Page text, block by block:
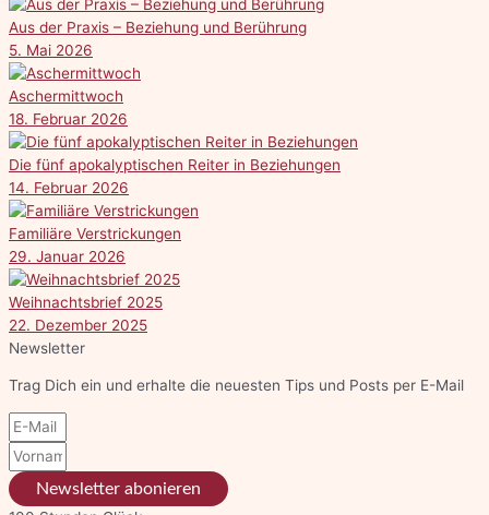
Aus der Praxis – Beziehung und Berührung
5. Mai 2026
Aschermittwoch
18. Februar 2026
Die fünf apokalyptischen Reiter in Beziehungen
14. Februar 2026
Familiäre Verstrickungen
29. Januar 2026
Weihnachtsbrief 2025
22. Dezember 2025
Newsletter
Trag Dich ein und erhalte die neuesten Tips und Posts per E-Mail
Newsletter abonieren